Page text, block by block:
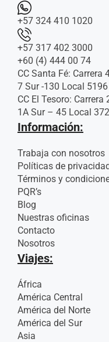
+57 324 410 1020
+57 317 402 3000
+60 (4) 444 00 74
CC Santa Fé: Carrera
7 Sur -130 Local 5196
CC El Tesoro: Carrera
1A Sur – 45 Local
Información:
Trabaja con nosotros
Políticas de
Términos y
PQR’s
Blog
Nuestras oficinas
Contacto
Nosotros
Viajes:
África
América Central
América del Norte
América del Sur
Asia